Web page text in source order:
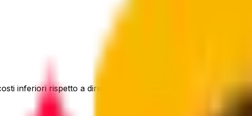
inferiori rispetto a direttamente con i corrieri